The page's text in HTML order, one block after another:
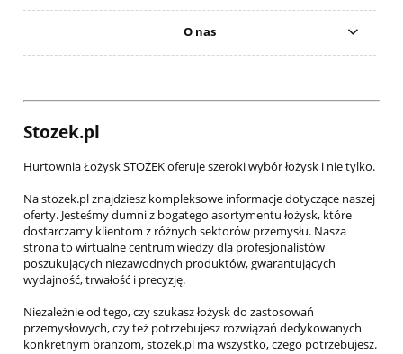
O nas
Stozek.pl
Hurtownia Łożysk STOŻEK oferuje szeroki wybór łożysk i nie tylko.
Na stozek.pl znajdziesz kompleksowe informacje dotyczące naszej
oferty. Jesteśmy dumni z bogatego asortymentu łożysk, które
dostarczamy klientom z różnych sektorów przemysłu. Nasza
strona to wirtualne centrum wiedzy dla profesjonalistów
poszukujących niezawodnych produktów, gwarantujących
wydajność, trwałość i precyzję.
Niezależnie od tego, czy szukasz łożysk do zastosowań
przemysłowych, czy też potrzebujesz rozwiązań dedykowanych
konkretnym branżom, stozek.pl ma wszystko, czego potrzebujesz.